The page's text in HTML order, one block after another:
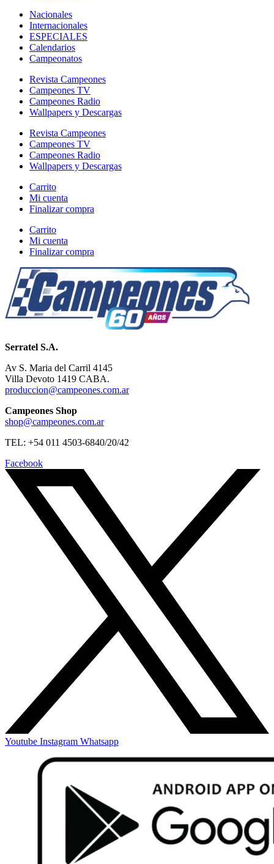
Nacionales
Internacionales
ESPECIALES
Calendarios
Campeonatos
Revista Campeones
Campeones TV
Campeones Radio
Wallpapers y Descargas
Revista Campeones
Campeones TV
Campeones Radio
Wallpapers y Descargas
Carrito
Mi cuenta
Finalizar compra
Carrito
Mi cuenta
Finalizar compra
Serratel S.A.
Av S. Maria del Carril 4145
Villa Devoto 1419 CABA.
produccion@campeones.com.ar
Campeones Shop
shop@campeones.com.ar
TEL: +54 011 4503-6840/20/42
Facebook
Youtube Instagram Whatsapp